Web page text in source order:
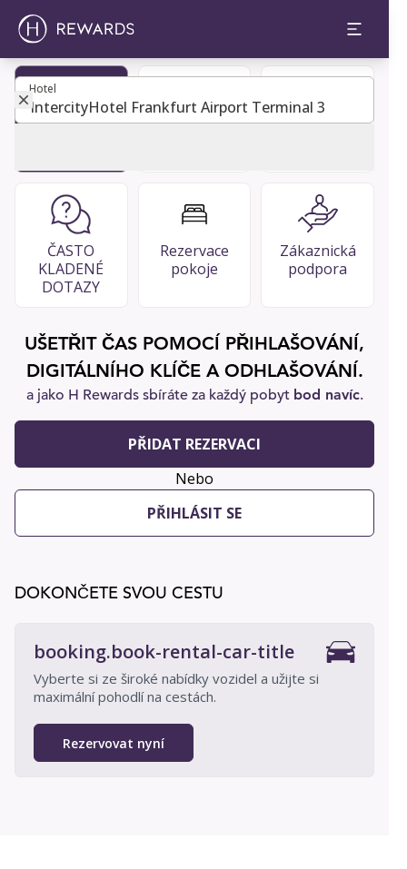
Hotel
Hotel
ČASTO
KLADENÉ
DOTAZY
Rezervace
pokoje
Zákaznická
podpora
UŠETŘIT ČAS POMOCÍ PŘIHLAŠOVÁNÍ,
DIGITÁLNÍHO KLÍČE A ODHLAŠOVÁNÍ.
a jako H Rewards sbíráte za každý pobyt bod navíc.
PŘIDAT REZERVACI
Nebo
PŘIHLÁSIT SE
DOKONČETE SVOU CESTU
booking.book-rental-car-title
Vyberte si ze široké nabídky vozidel a užijte si
maximální pohodlí na cestách.
Rezervovat nyní